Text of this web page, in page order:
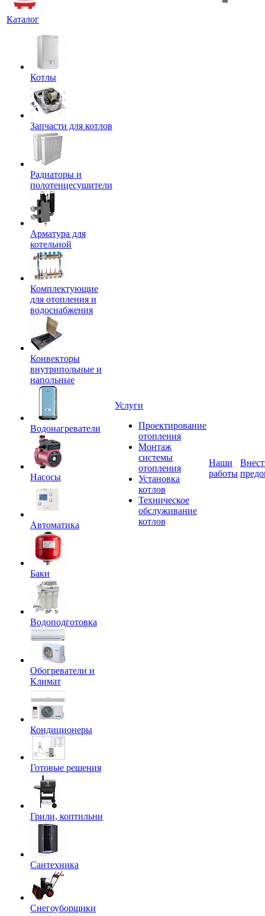
Каталог
Котлы
Запчасти для котлов
Радиаторы и
полотенцесушители
Арматура для
котельной
Комплектующие
для отопления и
водоснабжения
Конвекторы
внутрипольные и
напольные
Водонагреватели
Насосы
Автоматика
Баки
Водоподготовка
Обогреватели и
Климат
Кондиционеры
Готовые решения
Грили, коптильни
Сантехника
Снегоуборщики
Услуги
Проектирование
отопления
Монтаж
системы
отопления
Установка
котлов
Техническое
обслуживание
котлов
Наши
работы